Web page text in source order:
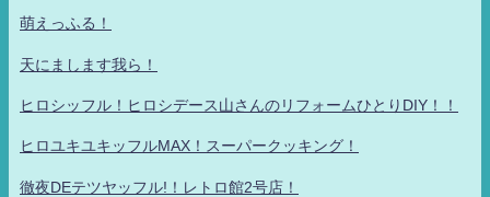
萌えっふる！
天にまします我ら！
ヒロシッフル！ヒロシデース山さんのリフォームひとりDIY！！
ヒロユキユキッフルMAX！スーパークッキング！
徹夜DEテツヤッフル!！レトロ館2号店！